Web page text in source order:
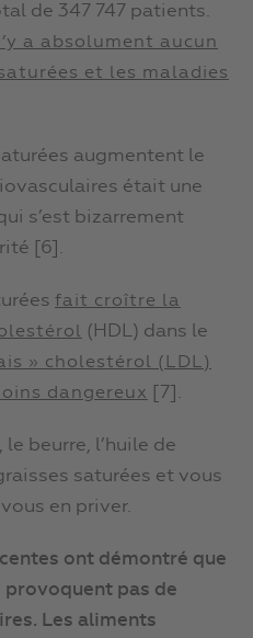
de 347 747 patients.
a absolument aucun
et les maladies
augmentent le
était une
s’est bizarrement
[6].
fait croître la
(HDL) dans le
» cholestérol (LDL)
dangereux
[7].
beurre, l’huile de
saturées et vous
en priver.
ont démontré que
provoquent pas de
Les aliments